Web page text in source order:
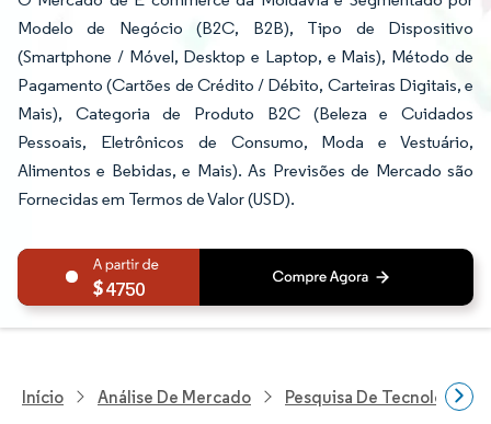
Modelo de Negócio (B2C, B2B), Tipo de Dispositivo
(Smartphone / Móvel, Desktop e Laptop, e Mais), Método de
Pagamento (Cartões de Crédito / Débito, Carteiras Digitais, e
Mais), Categoria de Produto B2C (Beleza e Cuidados
Pessoais, Eletrônicos de Consumo, Moda e Vestuário,
Alimentos e Bebidas, e Mais). As Previsões de Mercado são
Fornecidas em Termos de Valor (USD).
4750
Início Análise De Mercado Pesquisa De Tecnologia,